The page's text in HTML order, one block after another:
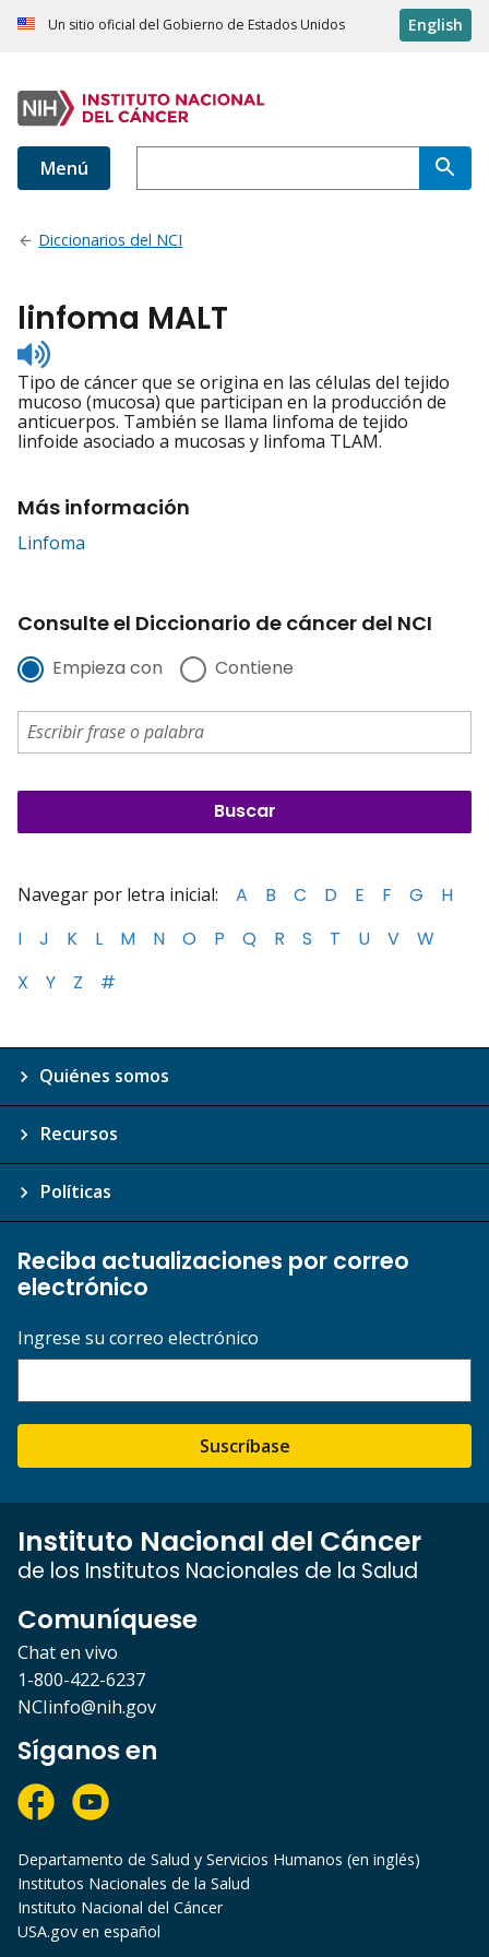
Un sitio oficial del Gobierno de Estados Unidos English
Menú
Diccionarios del NCI
linfoma MALT
Listen
to
pronunciation
Tipo de cáncer que se origina en las células del tejido
mucoso (mucosa) que participan en la producción de
anticuerpos. También se llama linfoma de tejido
linfoide asociado a mucosas y linfoma TLAM.
Más información
Linfoma
Consulte el Diccionario de cáncer del NCI
Empieza con Contiene
Navegar por letra inicial: A B C D E F G
H
I
J K L M N O P Q R S T U V
W
X
Y Z #
Quiénes somos
Recursos
Políticas
Reciba actualizaciones por correo
electrónico
Ingrese su correo electrónico
Suscríbase
Instituto Nacional del Cáncer
de los Institutos Nacionales de la Salud
Comuníquese
Chat en vivo
1-800-422-6237
NCIinfo@nih.gov
Síganos en
Departamento de Salud y Servicios Humanos (en inglés)
Institutos Nacionales de la Salud
Instituto Nacional del Cáncer
USA.gov en español